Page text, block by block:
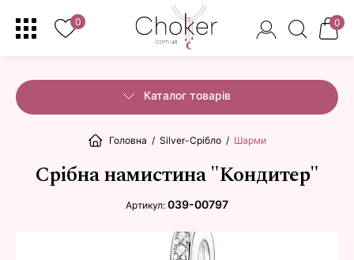
0 0
Каталог товарів
Головна / Silver-Срібло / Шарми
Срібна намистина "Кондитер"
Артикул: 039-00797